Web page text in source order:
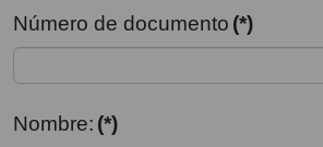
Número de documento (*)
Nombre: (*)